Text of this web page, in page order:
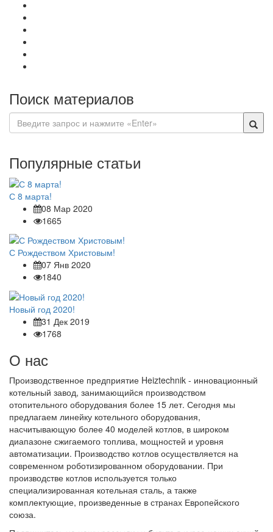
Поиск материалов
Популярные статьи
С 8 марта!
08 Мар 2020
1665
С Рождеством Христовым!
07 Янв 2020
1840
Новый год 2020!
31 Дек 2019
1768
О нас
Производственное предприятие Heiztechnik - инновационный
котельный завод, занимающийся производством
отопительного оборудования более 15 лет. Сегодня мы
предлагаем линейку котельного оборудования,
насчитывающую более 40 моделей котлов, в широком
диапазоне сжигаемого топлива, мощностей и уровня
автоматизации. Производство котлов осуществляется на
современном роботизированном оборудовании. При
производстве котлов используется только
специализированная котельная сталь, а также
комплектующие, произведенные в странах Европейского
союза.